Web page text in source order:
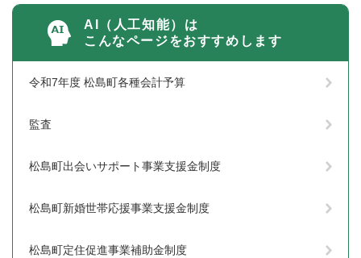
AI（人工知能）は
こんなページをおすすめします
令和7年度 松島町各種会計予算
監査
松島町出会いサポート事業支援金制度
松島町新婚世帯応援事業支援金制度
松島町定住促進事業補助金制度